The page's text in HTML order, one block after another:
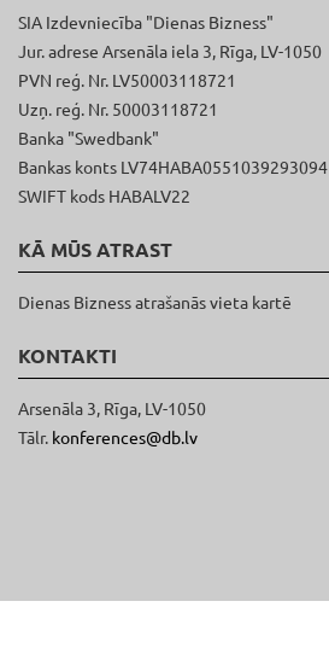
SIA Izdevniecība "Dienas Bizness"
Jur. adrese Arsenāla iela 3, Rīga, LV-1050
PVN reģ. Nr. LV50003118721
Uzņ. reģ. Nr. 50003118721
Banka "Swedbank"
Bankas konts LV74HABA0551039293094
SWIFT kods HABALV22
KĀ MŪS ATRAST
Dienas Bizness atrašanās vieta kartē
KONTAKTI
Arsenāla 3, Rīga, LV-1050
Tālr. konferences@db.lv